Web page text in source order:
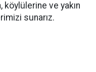
köylülerine ve yakın
sunarız.